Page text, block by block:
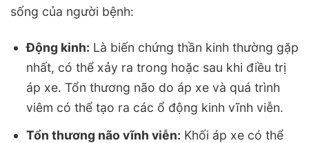
sống của người bệnh:
Động kinh: Là biến chứng thần kinh thường gặp
nhất, có thể xảy ra trong hoặc sau khi điều trị
áp xe. Tổn thương não do áp xe và quá trình
viêm có thể tạo ra các ổ động kinh vĩnh viễn.
Tổn thương não vĩnh viễn: Khối áp xe có thể